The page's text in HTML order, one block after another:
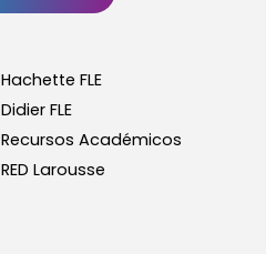
Hachette FLE
Didier FLE
Recursos Académicos
RED Larousse